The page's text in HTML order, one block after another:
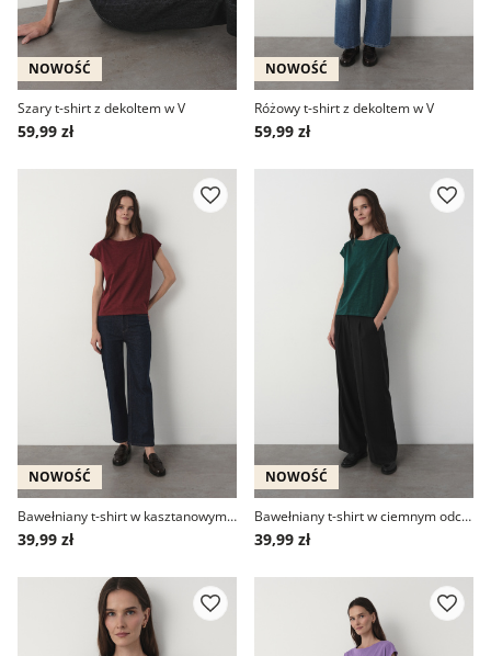
NOWOŚĆ
Szary t-shirt z dekoltem w V
59,99 zł
NOWOŚĆ
Różowy t-shirt z dekoltem w V
59,99 zł
NOWOŚĆ
Bawełniany t-shirt w kasztanowym kolorze
39,99 zł
NOWOŚĆ
Bawełniany t-shirt w ciemnym odcieniu zieleni
39,99 zł